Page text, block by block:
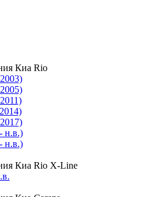
Киа Rio
н.в.)
н.в.)
Киа Rio X-Line